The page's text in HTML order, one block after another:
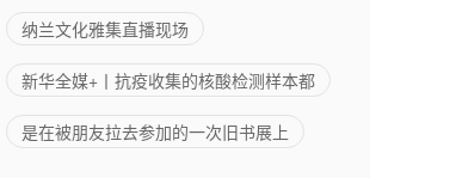
纳兰文化雅集直播现场
新华全媒+丨抗疫收集的核酸检测样本都
是在被朋友拉去参加的一次旧书展上